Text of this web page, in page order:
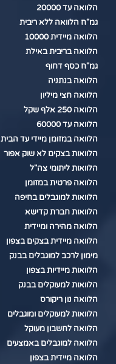
הלוואה עד 20000
גמ"ח הלוואה ללא ריבית
הלוואה מיידית 10000
הלוואה בריבית באילת
גמ"ח כסף דחוף
הלוואה בנתניה
הלוואה חצי מיליון
הלוואה 250 אלף שקל
הלוואה עד 60000
הלוואה במזומן מיידי עד הבית
הלוואות בצקים לא שוק אפור
הלוואות ליתומי צה"ל
הלוואה פרטית במזומן
הלוואות למוגבלים בחיפה
הלוואות חברת קדישא
הלוואה מהירה ומיידית
הלוואה מיידית בצקים בצפון
מימון לרכב למוגבלים בבנק
הלוואות מיידיות בצפון
הלוואות למעוקלים בבנק
הלוואה נון ריקורס
הלוואות למעוקלים ומוגבלים
הלוואה לחשבון מעוקל
הלוואה למוגבלים באמצעים
הלוואה מיידית בצפון